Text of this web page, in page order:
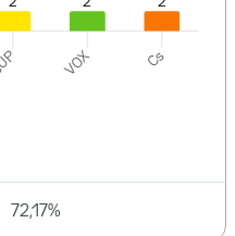
72,17%